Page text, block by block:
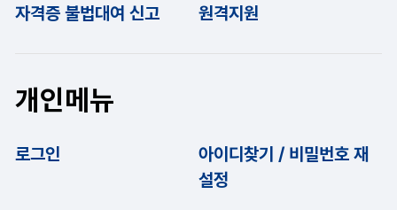
자격증 불법대여 신고 원격지원
개인메뉴
로그인
아이디찾기 / 비밀번호 재
설정